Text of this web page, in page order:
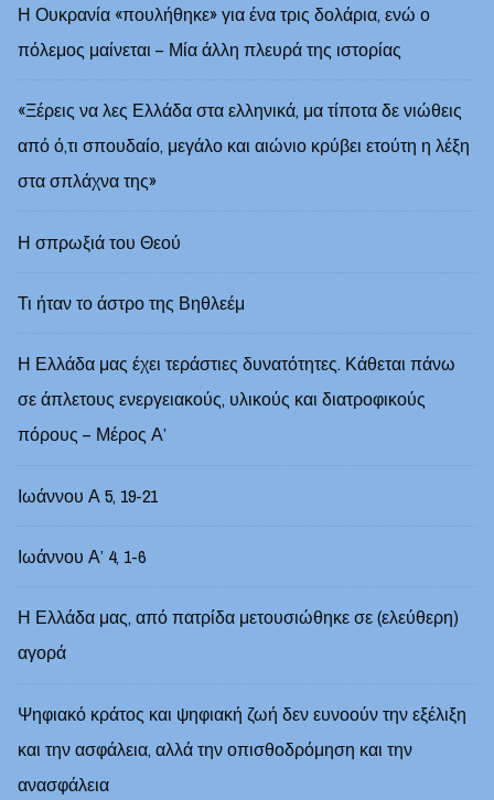
Η Ουκρανία «πουλήθηκε» για ένα τρις δολάρια, ενώ ο
πόλεμος μαίνεται – Μία άλλη πλευρά της ιστορίας
«Ξέρεις να λες Ελλάδα στα ελληνικά, μα τίποτα δε νιώθεις
από ό,τι σπουδαίο, μεγάλο και αιώνιο κρύβει ετούτη η λέξη
στα σπλάχνα της»
Η σπρωξιά του Θεού
Τι ήταν το άστρο της Βηθλεέμ
Η Ελλάδα μας έχει τεράστιες δυνατότητες. Κάθεται πάνω
σε άπλετους ενεργειακούς, υλικούς και διατροφικούς
πόρους – Μέρος Α’
Ιωάννου Α 5, 19-21
Ιωάννου Α’ 4, 1-6
Η Ελλάδα μας, από πατρίδα μετουσιώθηκε σε (ελεύθερη)
αγορά
Ψηφιακό κράτος και ψηφιακή ζωή δεν ευνοούν την εξέλιξη
και την ασφάλεια, αλλά την οπισθοδρόμηση και την
ανασφάλεια